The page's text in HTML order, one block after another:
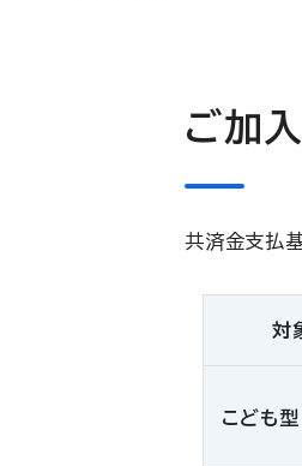
ご加
共済金支払基
対
こども型